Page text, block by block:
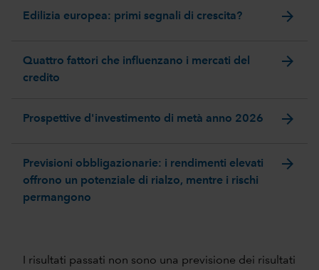
Edilizia europea: primi segnali di crescita? arrow_forward
Quattro fattori che influenzano i mercati del
credito
arrow_forward
Prospettive d'investimento di metà anno 2026 arrow_forward
Previsioni obbligazionarie: i rendimenti elevati
offrono un potenziale di rialzo, mentre i rischi
permangono
arrow_forward
I risultati passati non sono una previsione dei risultati